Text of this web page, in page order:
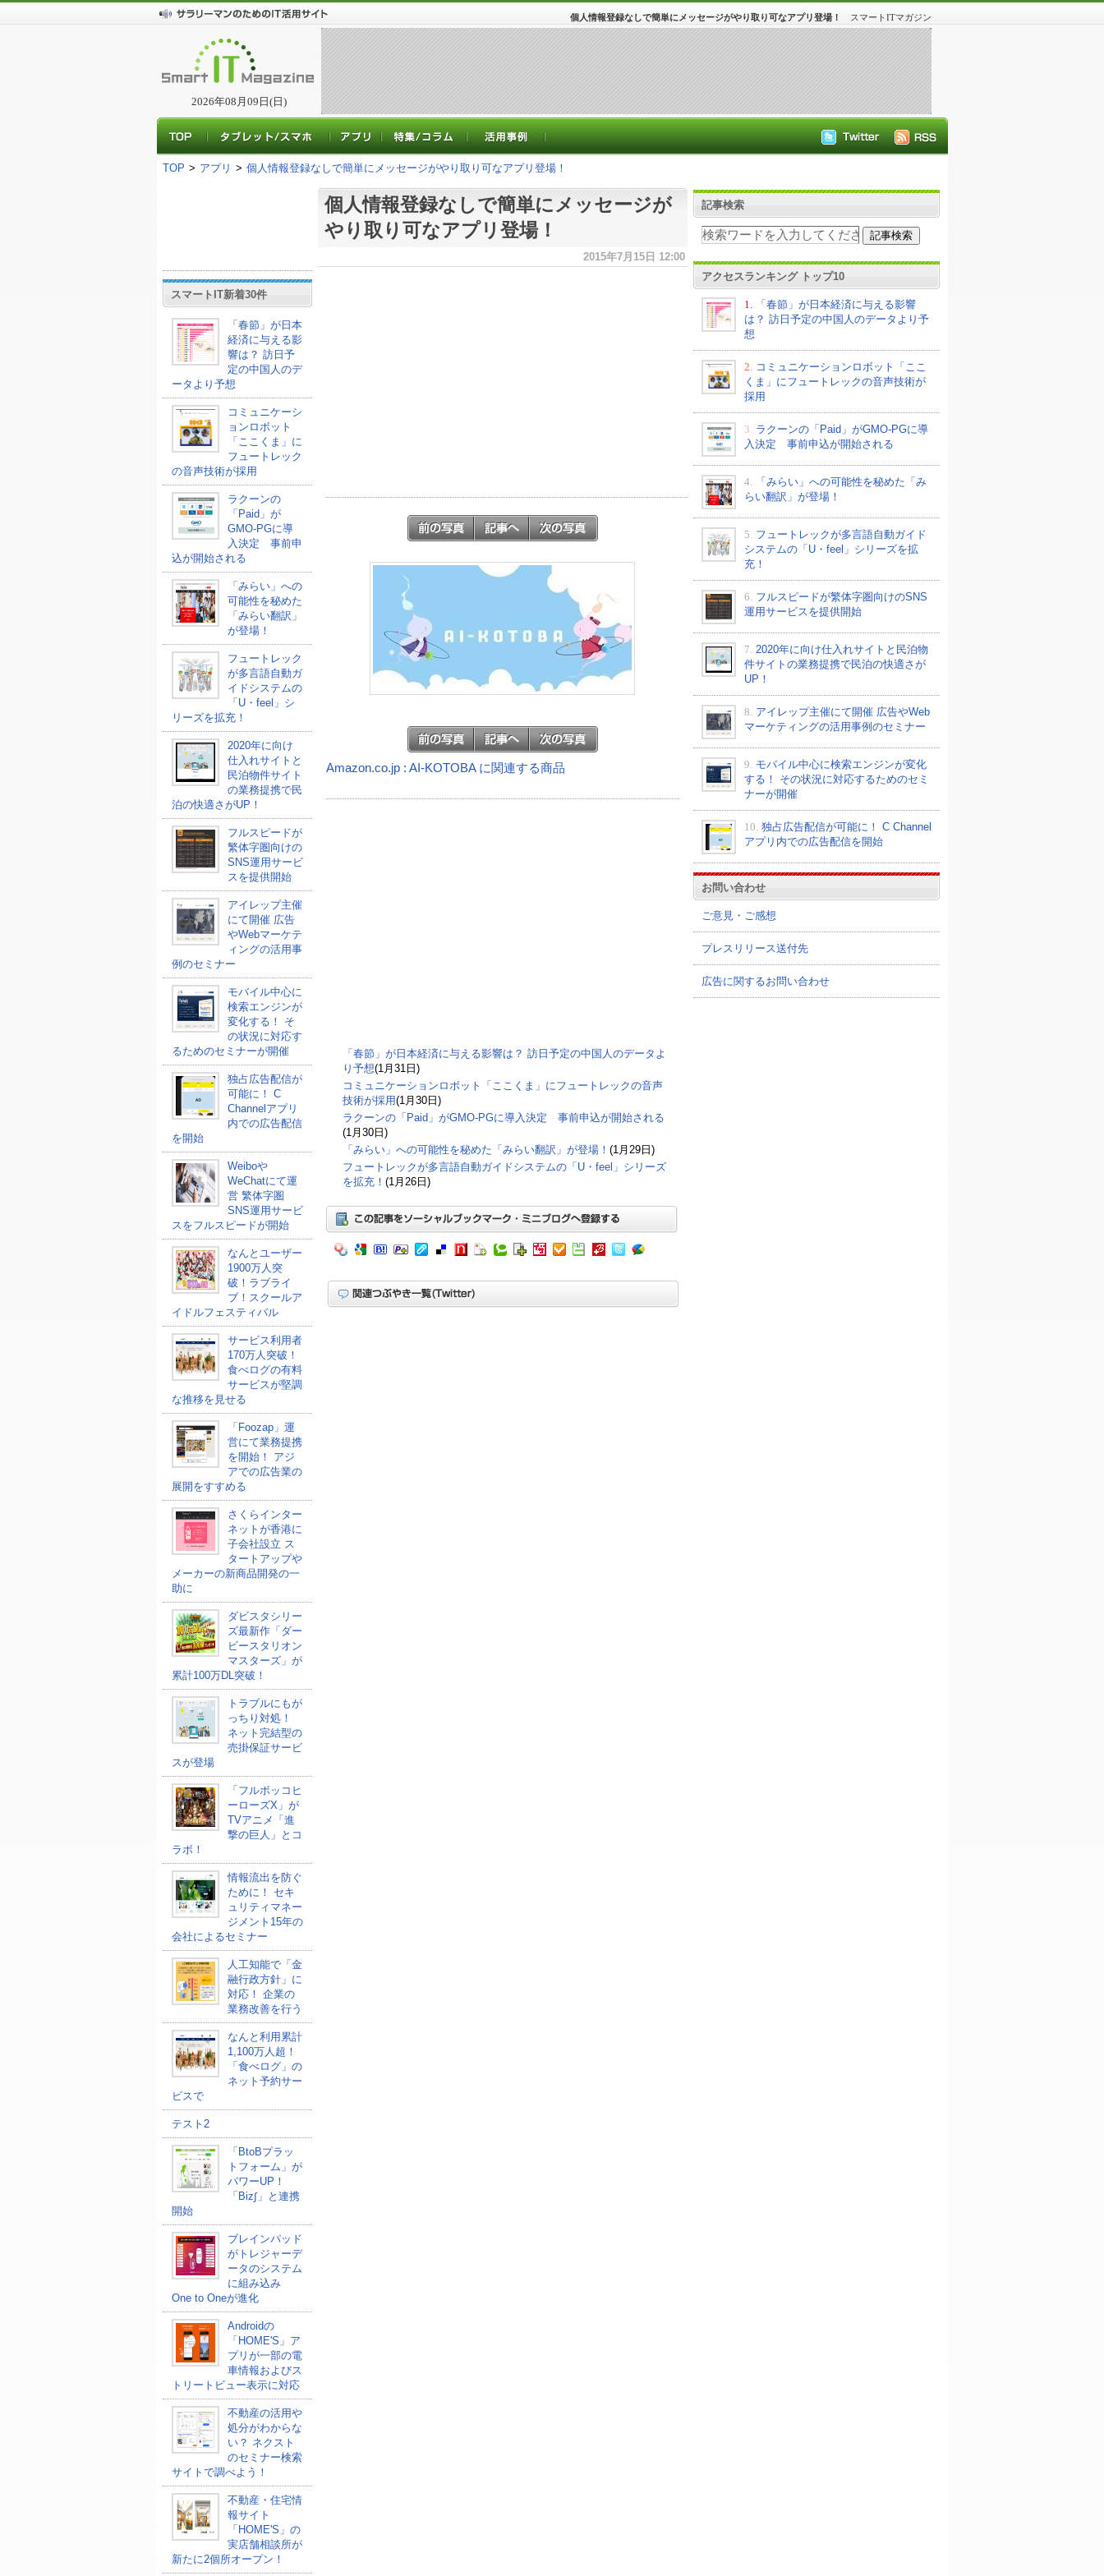
2026年08月09日(日)
スマートITマガジン
個人情報登録なしで簡単にメッセージがやり取り可なアプリ登場！
TOP > アプリ > 個人情報登録なしで簡単にメッセージがやり取り可なアプリ登場！
スマートIT新着30件
「春節」が日本
経済に与える影
響は？ 訪日予
定の中国人のデ
ータより予想
コミュニケーシ
ョンロボット
「ここくま」に
フュートレック
の音声技術が採用
ラクーンの
「Paid」が
GMO-PGに導
入決定 事前申
込が開始される
「みらい」への
可能性を秘めた
「みらい翻訳」
が登場！
フュートレック
が多言語自動ガ
イドシステムの
「U・feel」シ
リーズを拡充！
2020年に向け
仕入れサイトと
民泊物件サイト
の業務提携で民
泊の快適さがUP！
フルスピードが
繁体字圏向けの
SNS運用サービ
スを提供開始
アイレップ主催
にて開催 広告
やWebマーケテ
ィングの活用事
例のセミナー
モバイル中心に
検索エンジンが
変化する！ そ
の状況に対応す
るためのセミナーが開催
独占広告配信が
可能に！ C
Channelアプリ
内での広告配信
を開始
Weiboや
WeChatにて運
営 繁体字圏
SNS運用サービ
スをフルスピードが開始
なんとユーザー
1900万人突
破！ラブライ
ブ！スクールア
イドルフェスティバル
サービス利用者
170万人突破！
食べログの有料
サービスが堅調
な推移を見せる
「Foozap」運
営にて業務提携
を開始！ アジ
アでの広告業の
展開をすすめる
さくらインター
ネットが香港に
子会社設立 ス
タートアップや
メーカーの新商品開発の一
助に
ダビスタシリー
ズ最新作「ダー
ビースタリオン
マスターズ」が
累計100万DL突破！
トラブルにもが
っちり対処！
ネット完結型の
売掛保証サービ
スが登場
「フルボッコヒ
ーローズX」が
TVアニメ「進
撃の巨人」とコ
ラボ！
情報流出を防ぐ
ために！ セキ
ュリティマネー
ジメント15年の
会社によるセミナー
人工知能で「金
融行政方針」に
対応！ 企業の
業務改善を行う
なんと利用累計
1,100万人超！
「食べログ」の
ネット予約サー
ビスで
テスト2
「BtoBプラッ
トフォーム」が
パワーUP！
「Biz∫」と連携
開始
ブレインパッド
がトレジャーデ
ータのシステム
に組み込み
One to Oneが進化
Androidの
「HOME'S」ア
プリが一部の電
車情報およびス
トリートビュー表示に対応
不動産の活用や
処分がわからな
い？ ネクスト
のセミナー検索
サイトで調べよう！
不動産・住宅情
報サイト
「HOME'S」の
実店舗相談所が
新たに2個所オープン！
個人情報登録なしで簡単にメッセージが
やり取り可なアプリ登場！
2015年7月15日 12:00
Amazon.co.jp : AI-KOTOBA に関連する商品
「春節」が日本経済に与える影響は？ 訪日予定の中国人のデータよ
り予想(1月31日)
コミュニケーションロボット「ここくま」にフュートレックの音声
技術が採用(1月30日)
ラクーンの「Paid」がGMO-PGに導入決定 事前申込が開始される
(1月30日)
「みらい」への可能性を秘めた「みらい翻訳」が登場！ (1月29日)
フュートレックが多言語自動ガイドシステムの「U・feel」シリーズ
を拡充！ (1月26日)
記事検索
アクセスランキング トップ10
1.
「春節」が日本経済に与える影響
は？ 訪日予定の中国人のデータより予
想
2.
コミュニケーションロボット「ここ
くま」にフュートレックの音声技術が
採用
3. ラクーンの「Paid」がGMO-PGに導
入決定 事前申込が開始される
4.
「みらい」への可能性を秘めた「み
らい翻訳」が登場！
5. フュートレックが多言語自動ガイド
システムの「U・feel」シリーズを拡
充！
6. フルスピードが繁体字圏向けのSNS
運用サービスを提供開始
7. 2020年に向け仕入れサイトと民泊物
件サイトの業務提携で民泊の快適さが
UP！
8. アイレップ主催にて開催 広告やWeb
マーケティングの活用事例のセミナー
9. モバイル中心に検索エンジンが変化
する！ その状況に対応するためのセミ
ナーが開催
10. 独占広告配信が可能に！ C Channel
アプリ内での広告配信を開始
お問い合わせ
ご意見・ご感想
プレスリリース送付先
広告に関するお問い合わせ